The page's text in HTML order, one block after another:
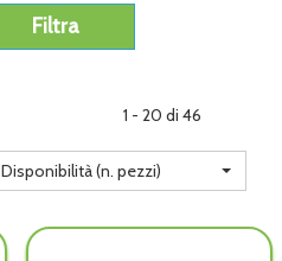
1 - 20 di 46
Disponibilità (n. pezzi)